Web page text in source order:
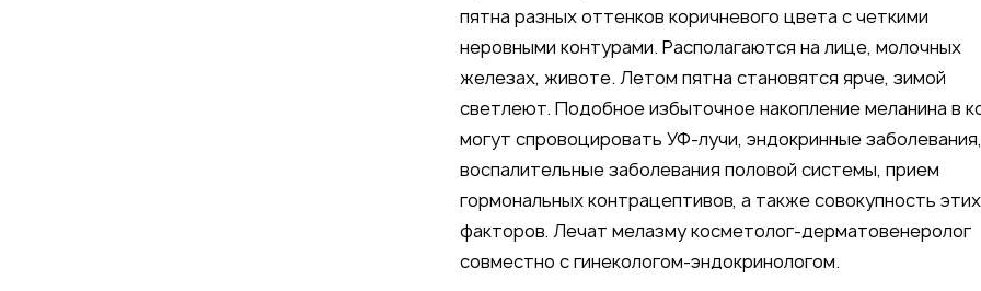
пятна разных оттенков коричневого цвета с четкими
неровными контурами. Располагаются на лице, молочных
железах, животе. Летом пятна становятся ярче, зимой
светлеют. Подобное избыточное накопление меланина в
могут спровоцировать УФ-лучи, эндокринные заболевания,
воспалительные заболевания половой системы, прием
гормональных контрацептивов, а также совокупность этих
факторов. Лечат мелазму косметолог-дерматовенеролог
совместно с гинекологом-эндокринологом.